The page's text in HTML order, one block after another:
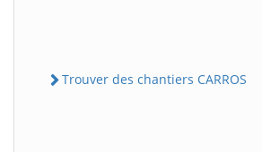
Trouver des chantiers CARROS